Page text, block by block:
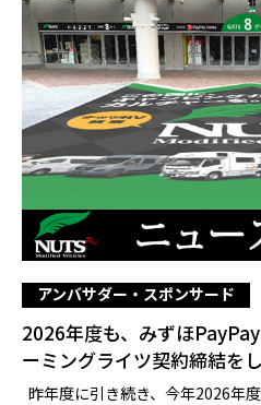
アンバサダー・スポンサード
2026年度も、みずほ
ーミングライツ契約締結を
昨年度に引き続き、今年2026年